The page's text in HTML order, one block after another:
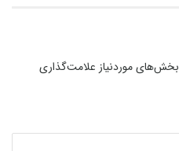
بخش‌های موردنیاز علامت‌گذاری